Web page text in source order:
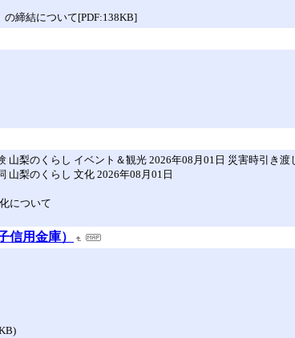
締結について[PDF:138KB]
山梨のくらし イベント＆観光 2026年08月01日 災害時引き
山梨のくらし 文化 2026年08月01日
について
信用金庫）